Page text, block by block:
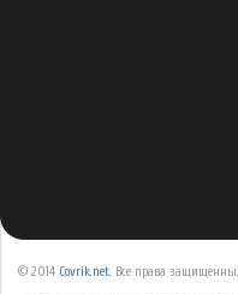
© 2014 Covrik.net. Все права